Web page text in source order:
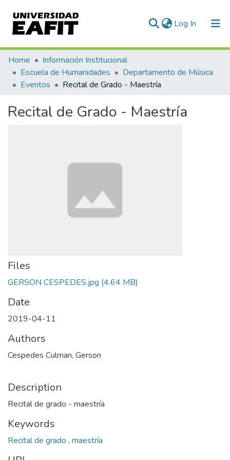
Log In (current)
Communities & Collections
All of DSpace
Home
Información Institucional
Escuela de Humanidades
Departamento de Música
Eventos
Recital de Grado - Maestría
Recital de Grado - Maestría
Files
GERSON CESPEDES.jpg (4.64 MB)
Date
2019-04-11
Authors
Cespedes Culman, Gerson
Description
Recital de grado - maestría
Keywords
Recital de grado , maestría